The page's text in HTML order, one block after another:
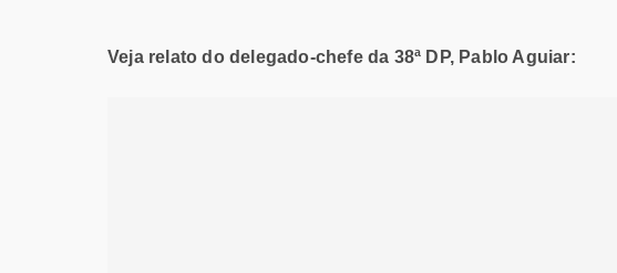
Veja relato do delegado-chefe da 38ª DP, Pablo Aguiar: